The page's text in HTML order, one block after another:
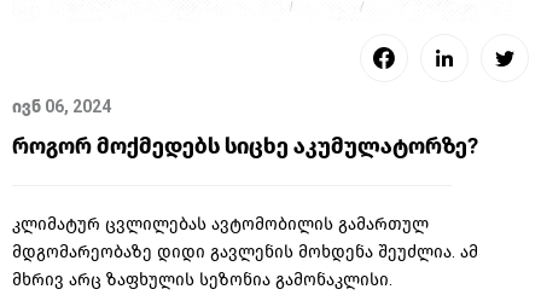
ივნ 06, 2024
როგორ მოქმედებს სიცხე აკუმულატორზე?
კლიმატურ ცვლილებას ავტომობილის გამართულ
მდგომარეობაზე დიდი გავლენის მოხდენა შეუძლია. ამ
მხრივ არც ზაფხულის სეზონია გამონაკლისი.